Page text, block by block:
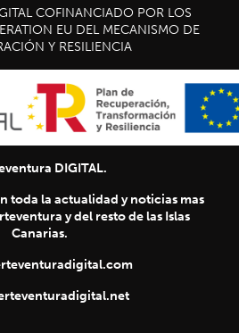
COFINANCIADO POR LOS
EU DEL MECANISMO DE
Y RESILIENCIA
DIGITAL.
toda la actualidad y noticias mas
y del resto de las Islas
Canarias.